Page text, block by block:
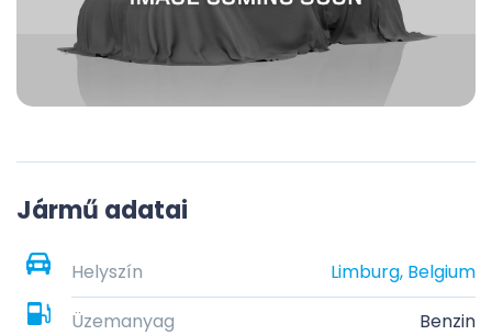
Jármű adatai
Helyszín
Limburg, Belgium
Üzemanyag
Benzin